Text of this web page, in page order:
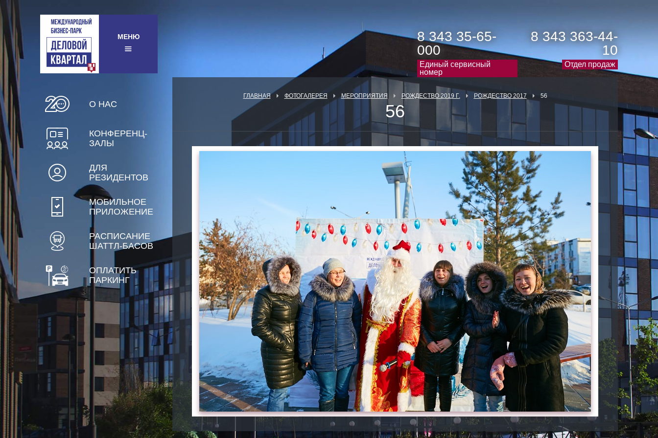
МЕНЮ
8 343 35-65-
000
Единый сервисный
номер
8 343 363-44-
10
Отдел продаж
О НАС
КОНФЕРЕНЦ-
ЗАЛЫ
ДЛЯ
РЕЗИДЕНТОВ
МОБИЛЬНОЕ
ПРИЛОЖЕНИЕ
РАСПИСАНИЕ
ШАТТЛ-БАСОВ
ОПЛАТИТЬ
ПАРКИНГ
ГЛАВНАЯ ФОТОГАЛЕРЕЯ МЕРОПРИЯТИЯ РОЖДЕСТВО 2019 Г. РОЖДЕСТВО 2017 56
56